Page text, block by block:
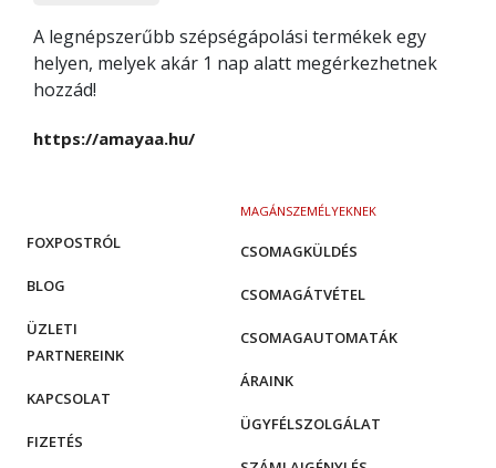
A legnépszerűbb szépségápolási termékek egy
helyen, melyek akár 1 nap alatt megérkezhetnek
hozzád!
https://amayaa.hu/
MAGÁNSZEMÉLYEKNEK
CSOMAGKÜLDÉS
CSOMAGÁTVÉTEL
CSOMAGAUTOMATÁK
ÁRAINK
ÜGYFÉLSZOLGÁLAT
FOXPOSTRÓL
BLOG
ÜZLETI
PARTNEREINK
KAPCSOLAT
FIZETÉS